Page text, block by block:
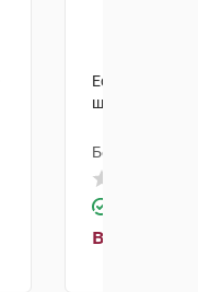
Еспумізан
шт
Берлін-Хемі
від